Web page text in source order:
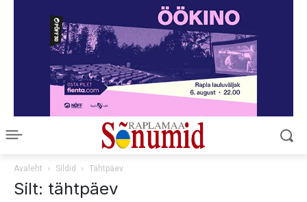
Avaleht Sildid Tähtpäev
Silt: tähtpäev